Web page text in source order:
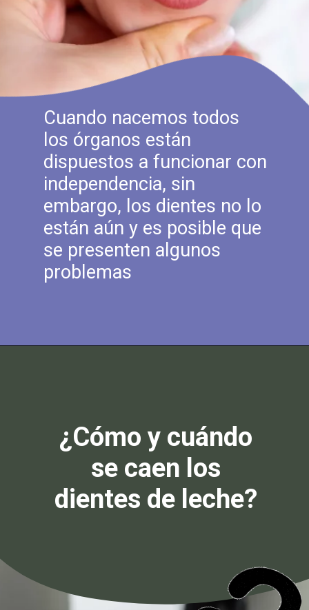
Cuando nacemos todos
los órganos están
dispuestos a funcionar con
independencia, sin
embargo, los dientes no lo
están aún y es posible que
se presenten algunos
problemas
¿Cómo y cuándo
se caen los
dientes de leche?